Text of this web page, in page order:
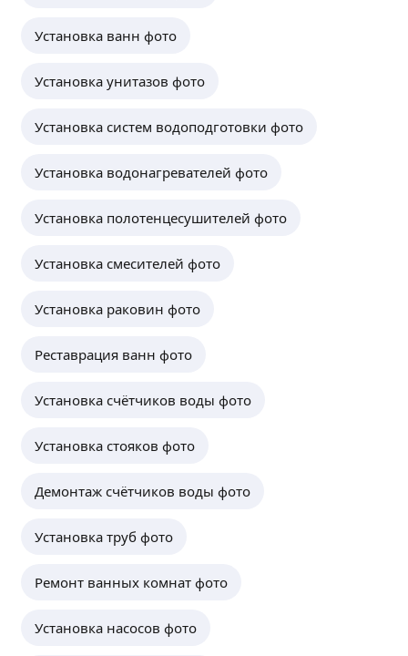
Установка ванн фото
Установка унитазов фото
Установка систем водоподготовки фото
Установка водонагревателей фото
Установка полотенцесушителей фото
Установка смесителей фото
Установка раковин фото
Реставрация ванн фото
Установка счётчиков воды фото
Установка стояков фото
Демонтаж счётчиков воды фото
Установка труб фото
Ремонт ванных комнат фото
Установка насосов фото